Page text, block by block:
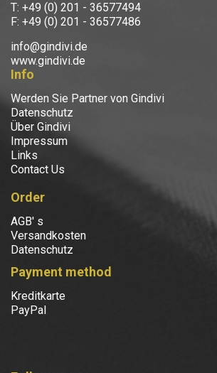
T: +49 (0) 201 - 36577494
F: +49 (0) 201 - 36577486
info@gindivi.de
www.gindivi.de
Info
Werden Sie Partner von Gindivi
Datenschutz
Über Gindivi
Impressum
Links
Contact Us
Order
AGB' s
Versandkosten
Datenschutz
Payment method
Kreditkarte
PayPal